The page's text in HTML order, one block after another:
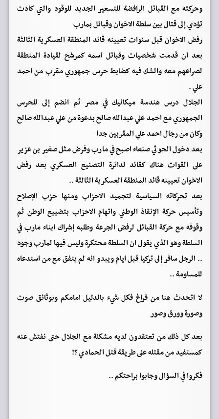
وحركته مع القبائل الرافضة للتسعير الجديد للوقود والتي كادت
تؤدي إلى قتال بين سلطة الاخوان وقبائل بمارب
رفض الاخوان قبل سنوات تعيينه قائد المنطقة العسكرية الثالثة
بعد ان قدمت شخصيات وقبائل اسمه كمرشح لقيادة المنطقة
لصراعهم معه والشك فيه كضابط حرس جمهوري مقرب من احمد
علي .
الجلال درس هندسة ميكانيك في مصر ثم انضم إلى للحرس
الجمهوري مع احمد علي عبدالله صالح بدعوة من علي عبدالله صالح
وكان من رجال احمد علي المقربين جدا
بعد دخول الحوثي صنعاء اصبح في مارب وفرض مثل صغير بن عزير
على القوات هناك كقائد لدائرة التصنيع العسكري بعد رفض
الاخوان تعيينه قائد المنطقة العسكرية الثالثة ..
بعد تحركاته السياسية لتجميد الاحزاب ومنها حزب الإصلاح
وتأسيس حركة الإنقاذ الوطني واتهام الاحزاب بتضييع الوطن ثم
وقوفه مع حركة القبائل لرفض الجرعة وطلبه إشراك ابناء مارب في
السلطة وهو الذي يقول ان السلطة محتكرة وليس فيها لمآرب وجود
.. الرجل سافر إلى تركيا قبل ايام ويبدو انه لم يتفق مع من استدعاه
للمساومة ..
لا اتحدث هنا من فراغ فكل شيء بالدليل امامكم وبوثائق صوت
وصورة وورق وصور
بعد كل ذلك من تعتقدون لديه مشكلة مع الجلال حتى نفتش عنه
كمستفيد من مقتله على طريقة قتل الحمادي ؟!
فكروا في السؤال وجابوا براحتكم ..